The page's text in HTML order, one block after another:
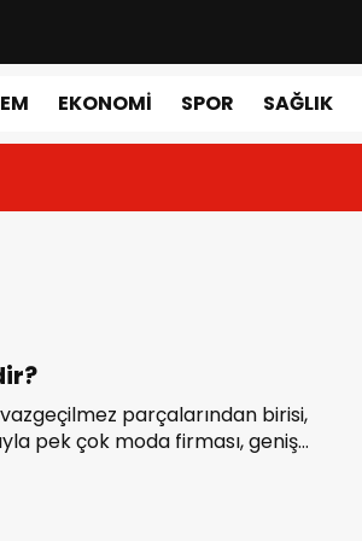
EKONOMI SPOR SAĞLIK
parçalarından birisi,
pek çok moda firması, geniş